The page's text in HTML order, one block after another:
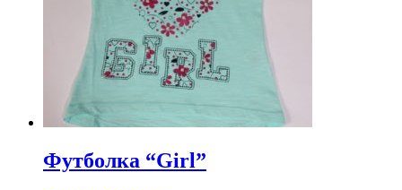
Футболка “Girl”